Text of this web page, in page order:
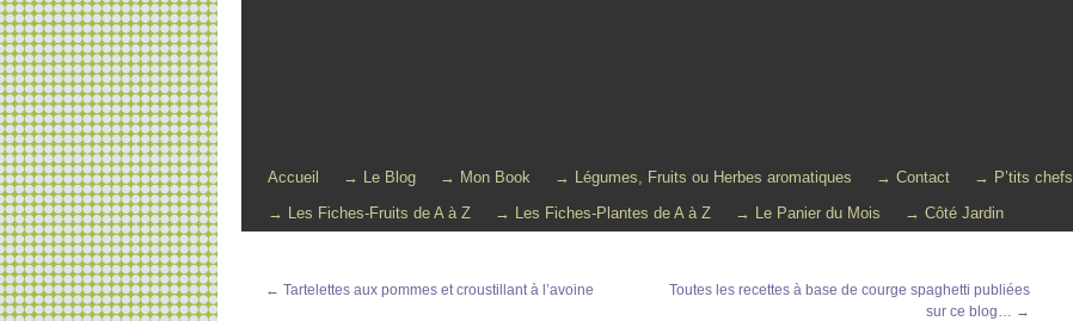
Accueil → Le Blog → Mon Book → Légumes, Fruits ou Herbes aromatiques → Contact → P’tits chefs
→ Les Fiches-Fruits de A à Z
→ Les Fiches-Plantes de A à Z → Le Panier du Mois → Côté Jardin
← Tartelettes aux pommes et croustillant à l’avoine
Toutes les recettes à base de courge spaghetti publiées
sur ce blog… →